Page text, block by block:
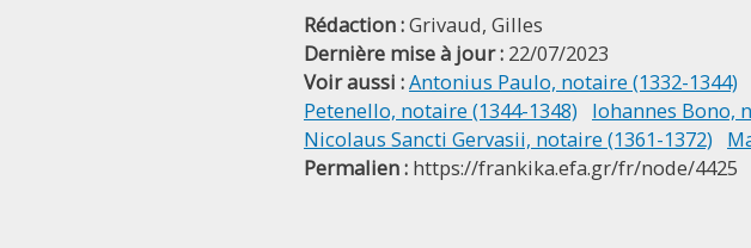
Rédaction :Grivaud, Gilles
Dernière mise à jour : 22/07/2023
Voir aussi :Antonius Paulo, notaire (1332-1344)
Petenello, notaire (1344-1348)
Iohannes Bono,
Nicolaus Sancti Gervasii, notaire (1361-1372)
Permalien : https://frankika.efa.gr/fr/node/4425